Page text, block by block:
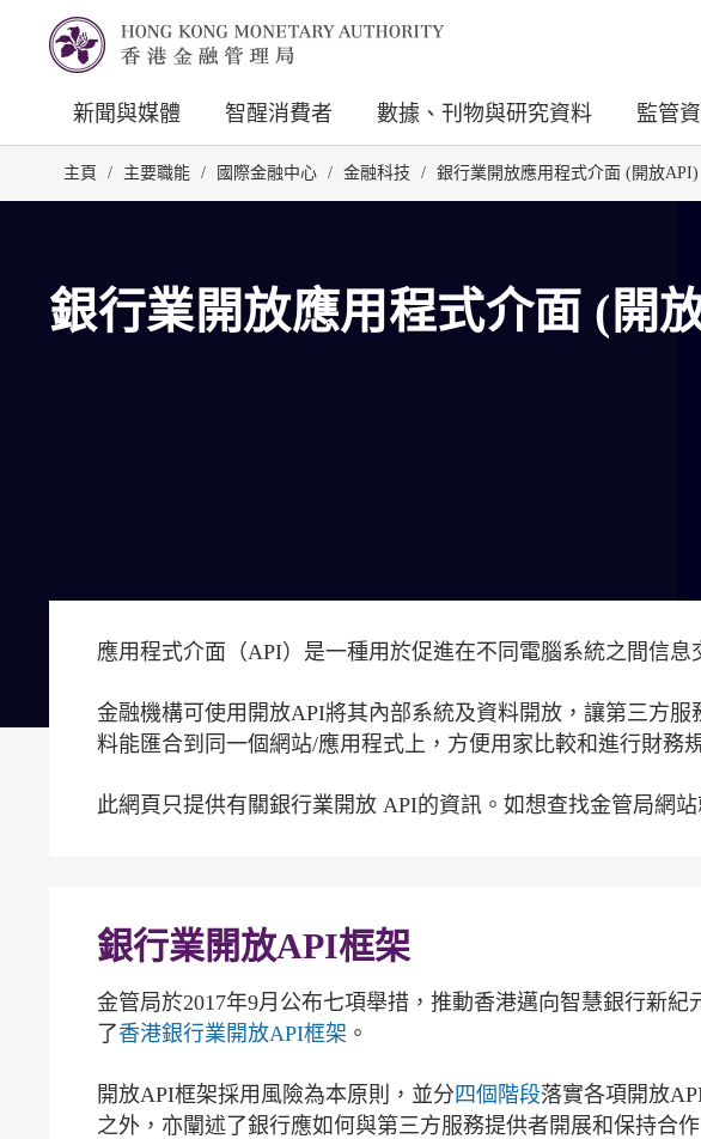
新聞與媒體 智醒消費者 數據、刊物與研究資料 監管
主頁 / 主要職能 / 國際金融中心 / 金融科技 / 銀行業開放應用程式介面 (開放API)
銀行業開放應用程式介面 (開
應用程式介面（API）是一種用於促進在不同電腦系統之間信
金融機構可使用開放API將其內部系統及資料開放，讓第三方
料能匯合到同一個網站/應用程式上，方便用家比較和進行財務
此網頁只提供有關銀行業開放 API的資訊。如想查找金管局網
銀行業開放API框架
金管局於2017年9月公布七項舉措，推動香港邁向智慧銀行新
了香港銀行業開放API框架 。
開放API框架採用風險為本原則，並分 四個階段落實各項開放
之外，亦闡述了銀行應如何與第三方服務提供者開展和保持合